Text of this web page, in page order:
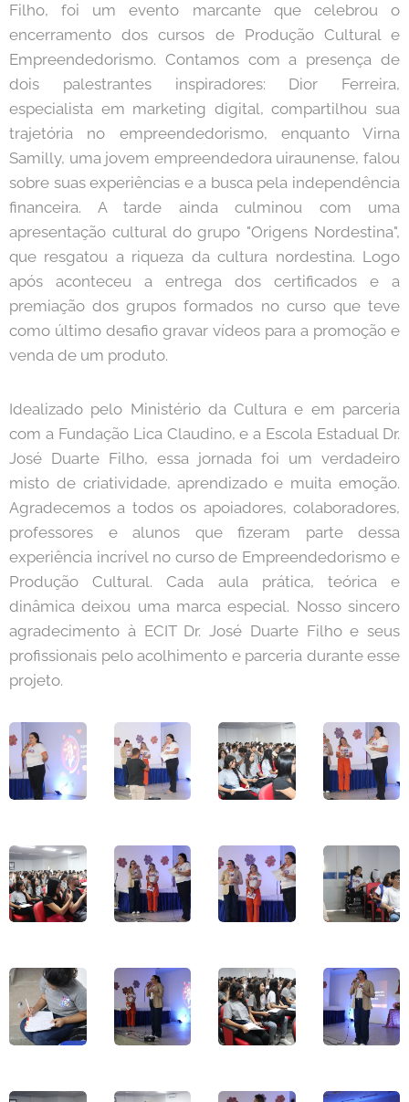
Filho, foi um evento marcante que celebrou o
encerramento dos cursos de Produção Cultural e
Empreendedorismo. Contamos com a presença de
dois palestrantes inspiradores: Dior Ferreira,
especialista em marketing digital, compartilhou sua
trajetória no empreendedorismo, enquanto Virna
Samilly, uma jovem empreendedora uiraunense, falou
sobre suas experiências e a busca pela independência
financeira. A tarde ainda culminou com uma
apresentação cultural do grupo "Origens Nordestina",
que resgatou a riqueza da cultura nordestina. Logo
após aconteceu a entrega dos certificados e a
premiação dos grupos formados no curso que teve
como último desafio gravar vídeos para a promoção e
venda de um produto.
Idealizado pelo Ministério da Cultura e em parceria
com a Fundação Lica Claudino, e a Escola Estadual Dr.
José Duarte Filho, essa jornada foi um verdadeiro
misto de criatividade, aprendizado e muita emoção.
Agradecemos a todos os apoiadores, colaboradores,
professores e alunos que fizeram parte dessa
experiência incrível no curso de Empreendedorismo e
Produção Cultural. Cada aula prática, teórica e
dinâmica deixou uma marca especial. Nosso sincero
agradecimento à ECIT Dr. José Duarte Filho e seus
profissionais pelo acolhimento e parceria durante esse
projeto.